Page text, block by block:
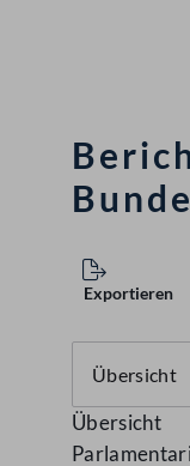
Exportieren
Übersicht